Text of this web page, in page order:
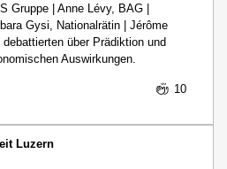
Gruppe | Anne Lévy, BAG |
Gysi, Nationalrätin | Jérôme
über Prädiktion und
Auswirkungen.
10
Luzern